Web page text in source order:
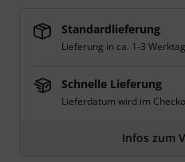
Standardlieferung
Lieferung in ca. 1-3
Schnelle Lieferung
Lieferdatum wird im
Infos zum